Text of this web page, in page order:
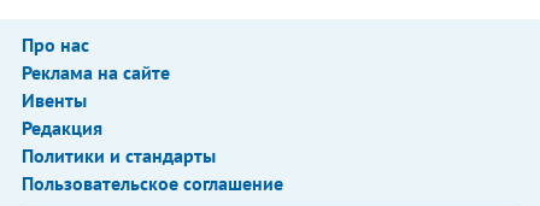
Про нас
Реклама на сайте
Ивенты
Редакция
Политики и стандарты
Пользовательское соглашение